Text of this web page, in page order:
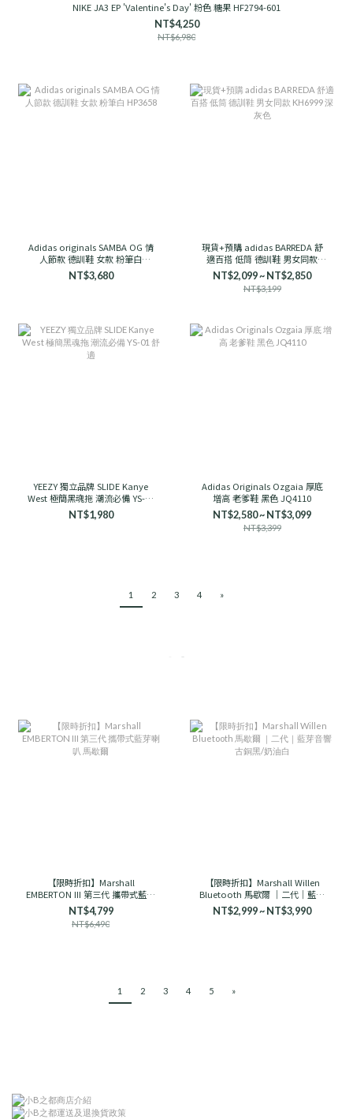
NIKE JA3 EP 'Valentine's Day' 粉色 糖果 HF2794-601
NT$4,250
NT$6,980
Adidas originals SAMBA OG 情
人節款 德訓鞋 女款 粉筆白
HP3658
NT$3,680
現貨+預購 adidas BARREDA 舒
適百搭 低筒 德訓鞋 男女同款
KH6999 深灰色
NT$2,099 ~ NT$2,850
NT$3,199
YEEZY 獨立品牌 SLIDE Kanye
West 極簡黑魂拖 潮流必備 YS-01
舒適
NT$1,980
Adidas Originals Ozgaia 厚底
增高 老爹鞋 黑色 JQ4110
NT$2,580 ~ NT$3,099
NT$3,399
1 2 3 4 »
【限時折扣】Marshall
EMBERTON III 第三代 攜帶式藍芽
喇叭 馬歇爾
NT$4,799
NT$6,490
【限時折扣】Marshall Willen
Bluetooth 馬歇爾 ｜二代｜藍芽
音響 古銅黑/奶油白
NT$2,999 ~ NT$3,990
1 2 3 4 5 »